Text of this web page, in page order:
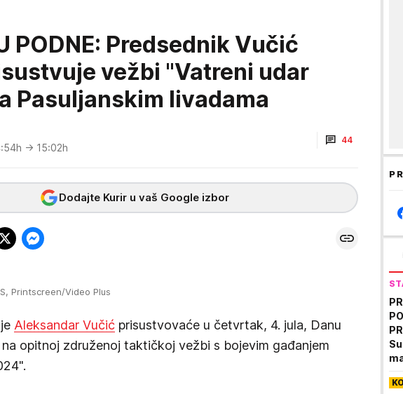
PODNE: Predsednik Vučić
vežbi "Vatreni udar
Pasuljanskim livadama
→ 15:02h
44
Dodajte Kurir u vaš Google izbor
Printscreen/Video Plus
Aleksandar Vučić prisustvovaće u četvrtak, 4. jula, Danu
opitnoj združenoj taktičkoj vežbi s bojevim gađanjem